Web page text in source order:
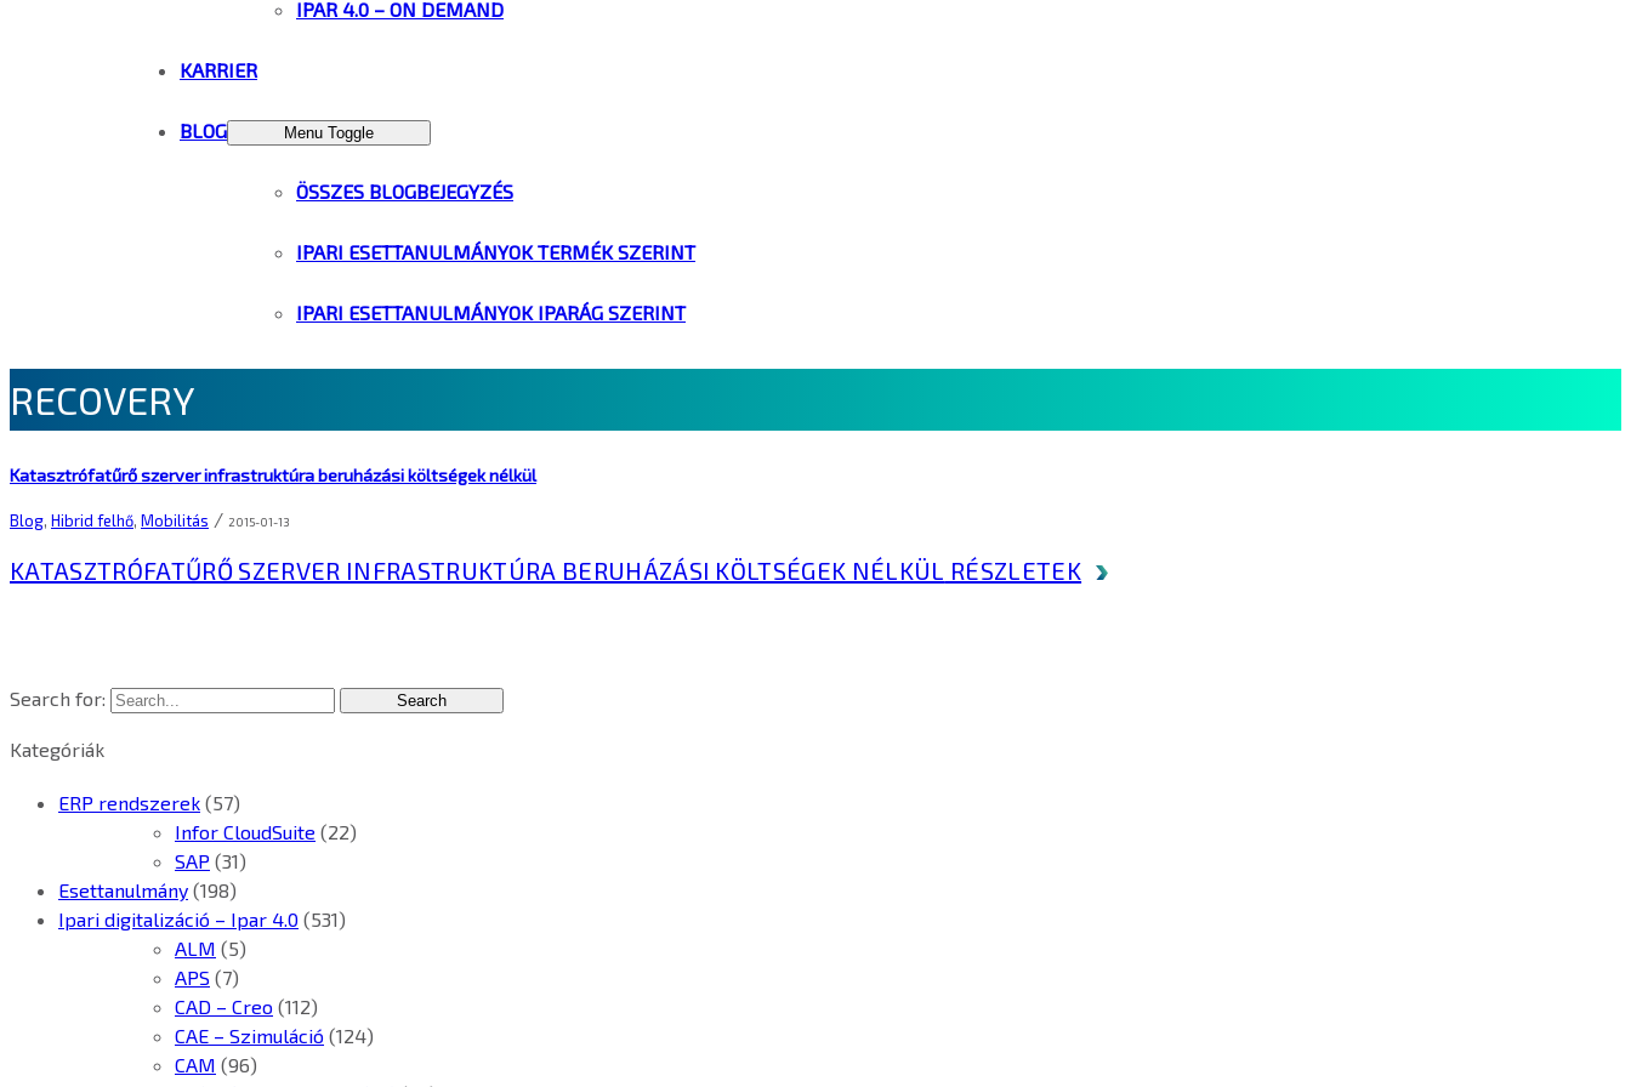
IPAR 4.0 – ON DEMAND
KARRIER
BLOG Menu Toggle
ÖSSZES BLOGBEJEGYZÉS
IPARI ESETTANULMÁNYOK TERMÉK SZERINT
IPARI ESETTANULMÁNYOK IPARÁG SZERINT
RECOVERY
Katasztrófatűrő szerver infrastruktúra beruházási költségek nélkül
Blog, Hibrid felhő, Mobilitás / 2015-01-13
KATASZTRÓFATŰRŐ SZERVER INFRASTRUKTÚRA BERUHÁZÁSI KÖLTSÉGEK NÉLKÜL RÉSZLETEK
Search for:
Kategóriák
ERP rendszerek (57)
Infor CloudSuite (22)
SAP (31)
Esettanulmány (198)
Ipari digitalizáció – Ipar 4.0 (531)
ALM (5)
APS (7)
CAD – Creo (112)
CAE – Szimuláció (124)
CAM (96)